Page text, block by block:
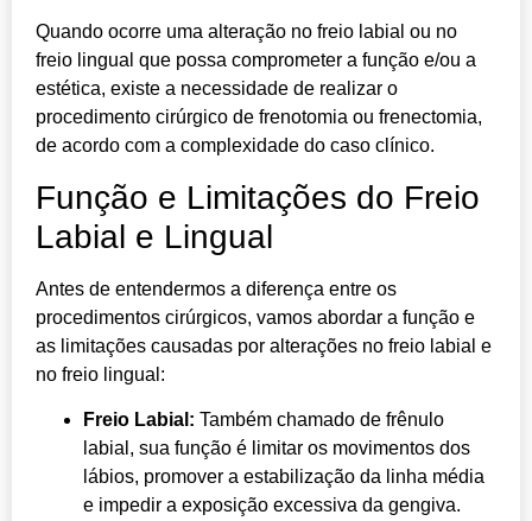
Quando ocorre uma alteração no freio labial ou no
freio lingual que possa comprometer a função e/ou a
estética, existe a necessidade de realizar o
procedimento cirúrgico de frenotomia ou frenectomia,
de acordo com a complexidade do caso clínico.
Função e Limitações do Freio
Labial e Lingual
Antes de entendermos a diferença entre os
procedimentos cirúrgicos, vamos abordar a função e
as limitações causadas por alterações no freio labial e
no freio lingual:
Freio Labial: Também chamado de frênulo
labial, sua função é limitar os movimentos dos
lábios, promover a estabilização da linha média
e impedir a exposição excessiva da gengiva.